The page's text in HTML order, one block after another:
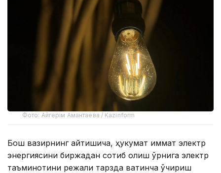
Фото: Айгерім Амантаева / Kazinform
Бош вазирнинг айтишича, ҳукумат қиммат электр
энергиясини биржадан сотиб олиш ўрнига электр
таъминотини режали тарзда вақтинча ўчириш